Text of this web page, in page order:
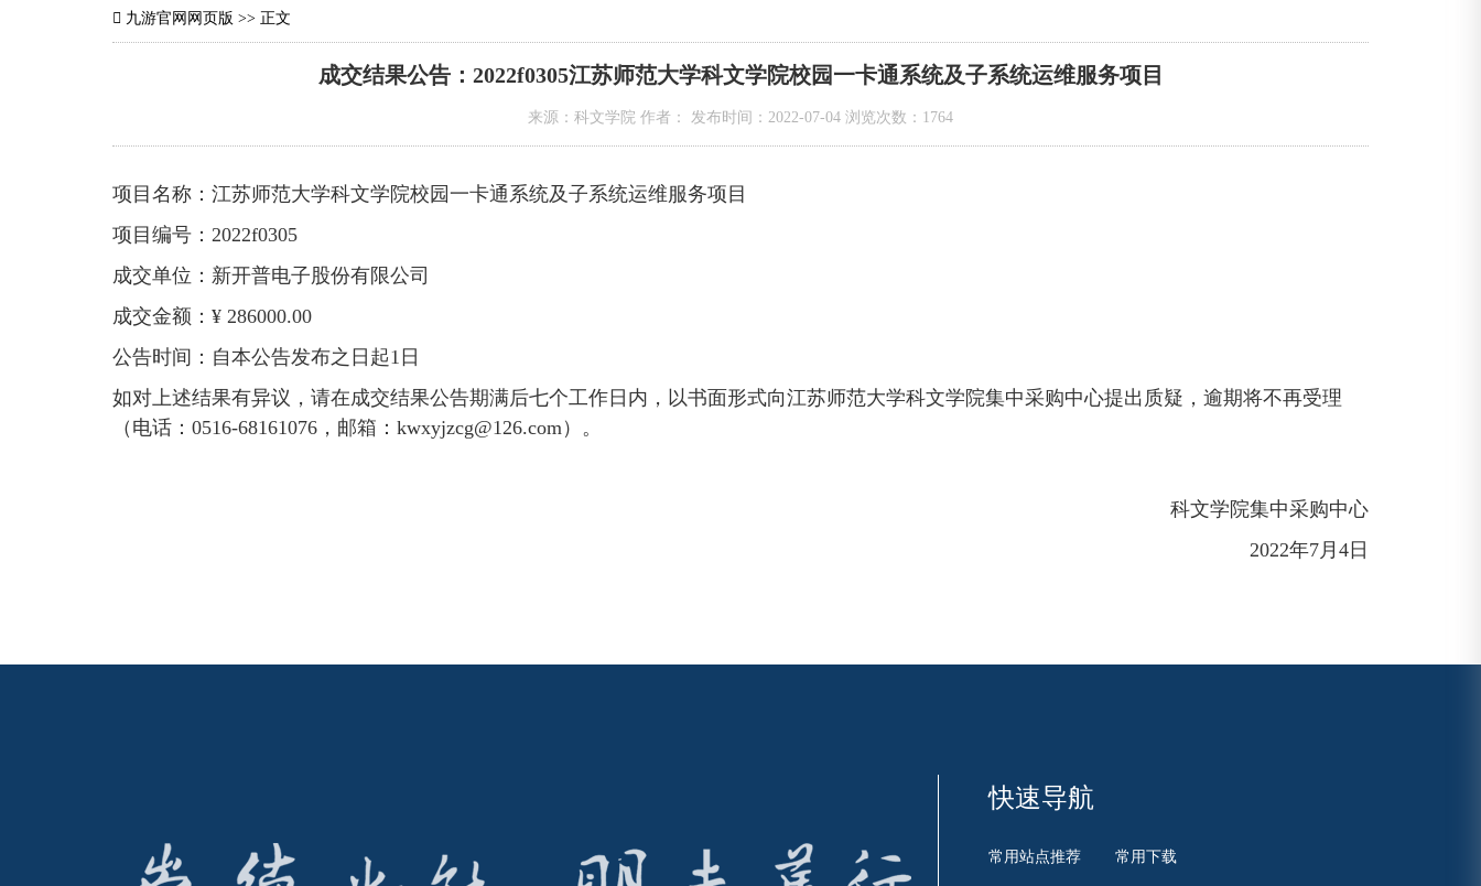
九游官网网页版 >> 正文
成交结果公告：2022f0305江苏师范大学科文学院校园一卡通系统及子系统运维服务项目
来源：科文学院 作者： 发布时间：2022-07-04 浏览次数： 1764
项目名称：江苏师范大学科文学院校园一卡通系统及子系统运维服务项目
项目编号：2022f0305
成交单位：新开普电子股份有限公司
成交金额：¥ 286000.00
公告时间：自本公告发布之日起1日
如对上述结果有异议，请在成交结果公告期满后七个工作日内，以书面形式向江苏师范大学科文学院集中采购中心提出质疑，逾期将不再受理
（电话：0516-68161076，邮箱： kwxyjzcg@126.com）。
科文学院集中采购中心
2022年7月4日
快速导航
常用站点推荐 常用下载